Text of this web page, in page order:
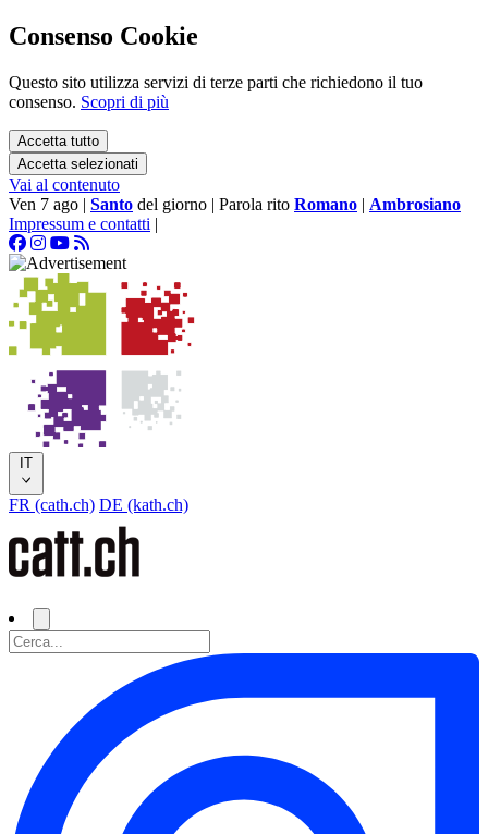
Consenso Cookie
Questo sito utilizza servizi di terze parti che richiedono il tuo
consenso. Scopri di più
Accetta tutto
Accetta selezionati
Vai al contenuto
Ven 7 ago | Santo del giorno | Parola rito Romano | Ambrosiano
Impressum e contatti |
IT
FR (cath.ch) DE (kath.ch)